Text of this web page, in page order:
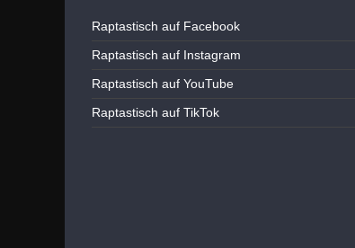
Raptastisch auf Facebook
Raptastisch auf Instagram
Raptastisch auf YouTube
Raptastisch auf TikTok